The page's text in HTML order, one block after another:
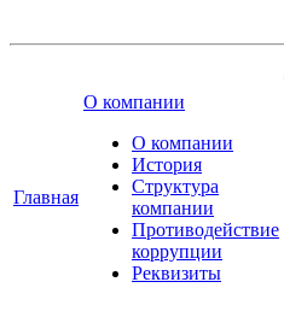
Главная
О компании
О компании
История
Структура
компании
Противодействие
коррупции
Реквизиты